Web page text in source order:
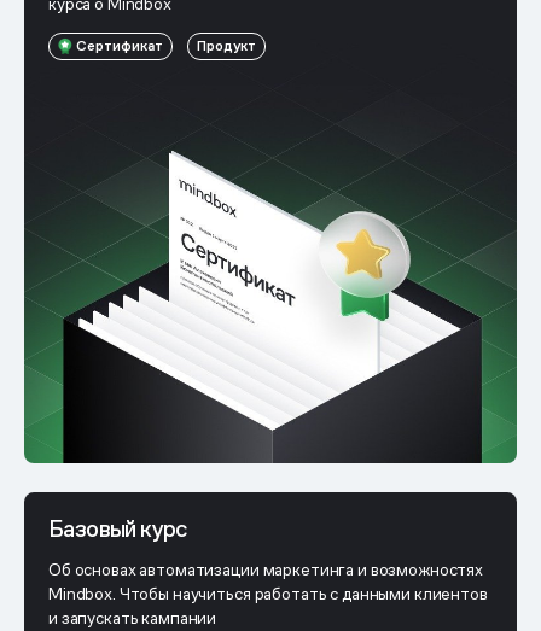
Сертификат Продукт
Базовый курс
Об основах автоматизации маркетинга и возможностях
Mindbox. Чтобы научиться работать с данными клиентов
и запускать кампании